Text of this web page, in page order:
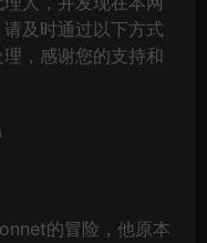
及时通过以下方式
，感谢您的支持和
的冒险，他原本